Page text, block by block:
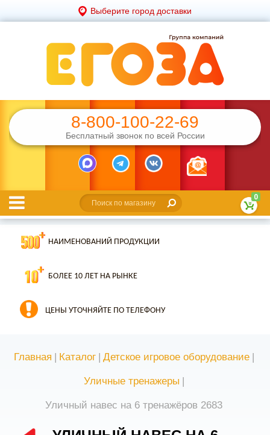
Выберите город доставки
8-800-100-22-69
Бесплатный звонок по всей России
0
НАИМЕНОВАНИЙ ПРОДУКЦИИ
БОЛЕЕ 10 ЛЕТ НА РЫНКЕ
ЦЕНЫ УТОЧНЯЙТЕ ПО ТЕЛЕФОНУ
Главная | Каталог | Детское игровое оборудование |
Уличные тренажеры |
Уличный навес на 6 тренажёров 2683